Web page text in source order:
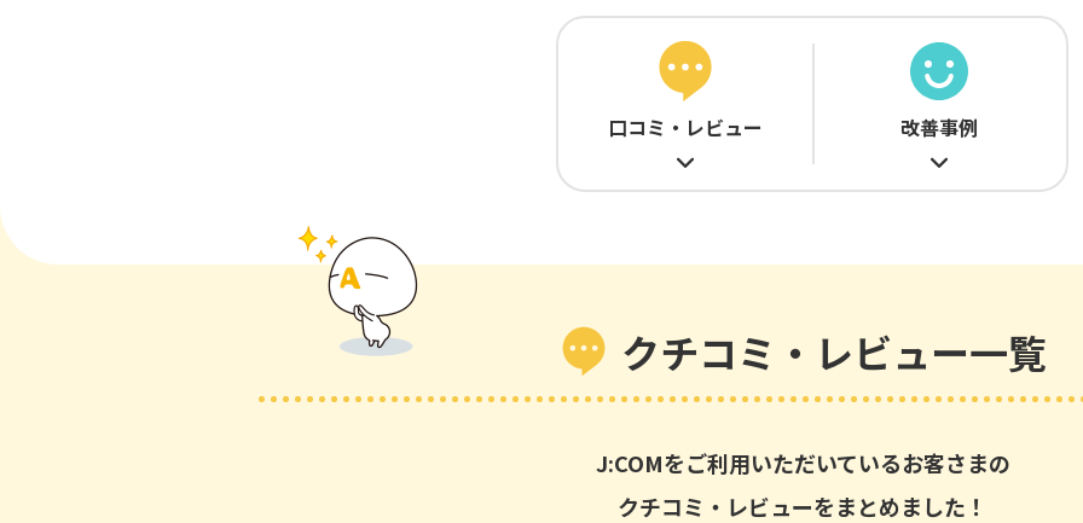
口コミ・レビュー 改善事例
クチコミ・レビュー一覧
J:COMをご利用いただいているお客さまの
クチコミ・レビューをまとめました！